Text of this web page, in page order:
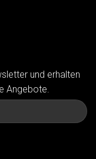
und erhalten
Angebote.